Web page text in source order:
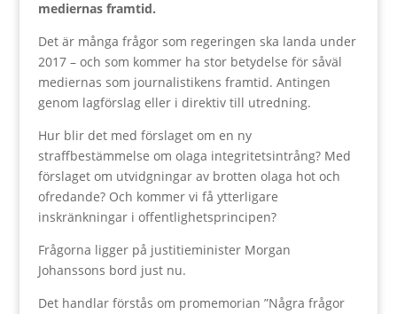
mediernas framtid.
Det är många frågor som regeringen ska landa under
2017 – och som kommer ha stor betydelse för såväl
mediernas som journalistikens framtid. Antingen
genom lagförslag eller i direktiv till utredning.
Hur blir det med förslaget om en ny
straffbestämmelse om olaga integritetsintrång? Med
förslaget om utvidgningar av brotten olaga hot och
ofredande? Och kommer vi få ytterligare
inskränkningar i offentlighetsprincipen?
Frågorna ligger på justitieminister Morgan
Johanssons bord just nu.
Det handlar förstås om promemorian ”Några frågor